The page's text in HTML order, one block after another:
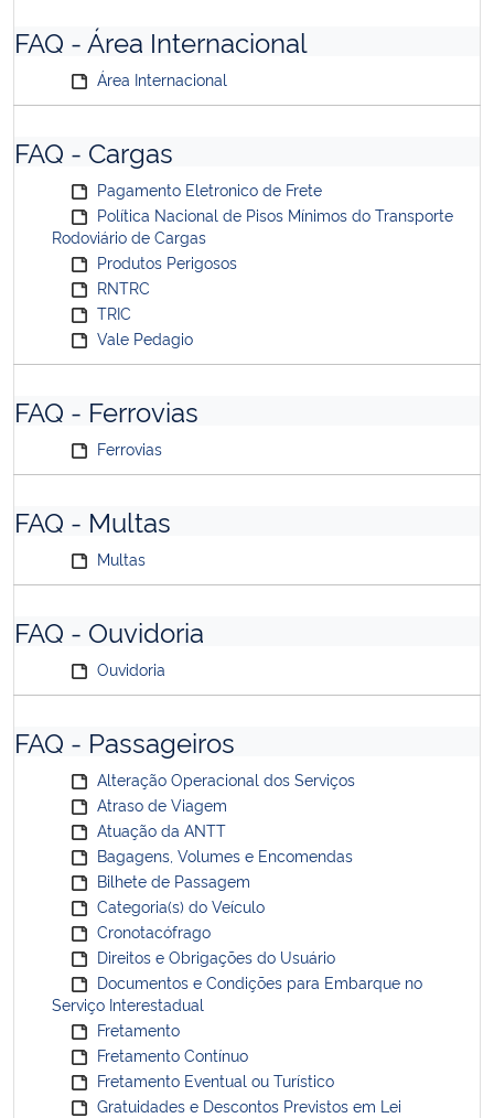
FAQ - Área Internacional
Área Internacional
FAQ - Cargas
Pagamento Eletronico de Frete
Política Nacional de Pisos Mínimos do Transporte
Rodoviário de Cargas
Produtos Perigosos
RNTRC
TRIC
Vale Pedagio
FAQ - Ferrovias
Ferrovias
FAQ - Multas
Multas
FAQ - Ouvidoria
Ouvidoria
FAQ - Passageiros
Alteração Operacional dos Serviços
Atraso de Viagem
Atuação da ANTT
Bagagens, Volumes e Encomendas
Bilhete de Passagem
Categoria(s) do Veículo
Cronotacófrago
Direitos e Obrigações do Usuário
Documentos e Condições para Embarque no
Serviço Interestadual
Fretamento
Fretamento Contínuo
Fretamento Eventual ou Turístico
Gratuidades e Descontos Previstos em Lei